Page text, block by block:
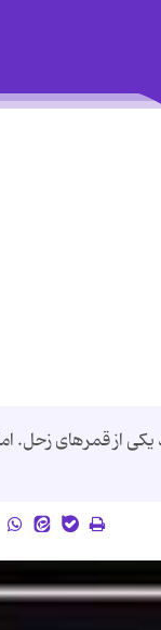
از قمرهای زحل.